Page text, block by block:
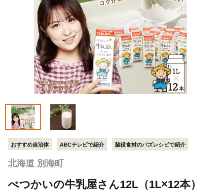
おすすめ自治体 ABCテレビで紹介 脇役食材のバズレシピで紹介
北海道 別海町
べつかいの牛乳屋さん12L（1L×12本）